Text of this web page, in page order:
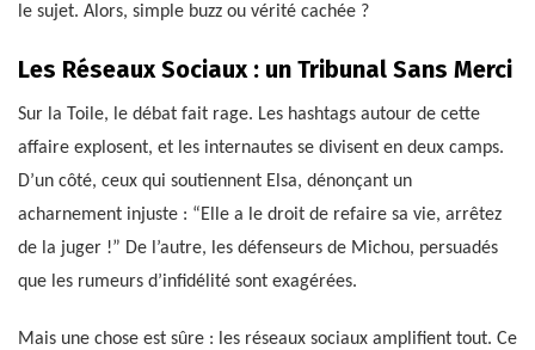
le sujet. Alors, simple buzz ou vérité cachée ?
Les Réseaux Sociaux : un Tribunal Sans Merci
Sur la Toile, le débat fait rage. Les hashtags autour de cette
affaire explosent, et les internautes se divisent en deux camps.
D’un côté, ceux qui soutiennent Elsa, dénonçant un
acharnement injuste : “Elle a le droit de refaire sa vie, arrêtez
de la juger !” De l’autre, les défenseurs de Michou, persuadés
que les rumeurs d’infidélité sont exagérées.
Mais une chose est sûre : les réseaux sociaux amplifient tout. Ce